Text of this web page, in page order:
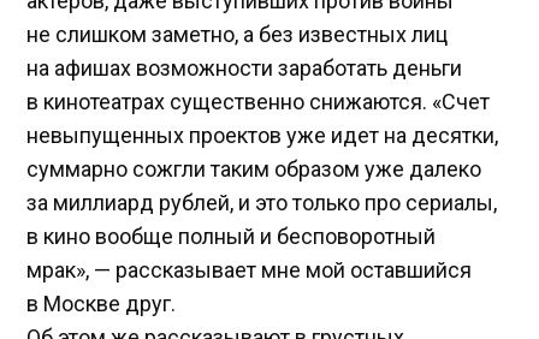
не слишком заметно, а без известных лиц
на афишах возможности заработать деньги
в кинотеатрах существенно снижаются. «Счет
невыпущенных проектов уже идет на десятки,
суммарно сожгли таким образом уже далеко
за миллиард рублей, и это только про сериалы,
в кино вообще полный и бесповоротный
мрак», — рассказывает мне мой оставшийся
в Москве друг.